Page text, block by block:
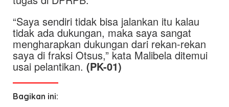
“Saya sendiri tidak bisa jalankan itu kalau
tidak ada dukungan, maka saya sangat
mengharapkan dukungan dari rekan-rekan
saya di fraksi Otsus,” kata Malibela ditemui
usai pelantikan. (PK-01)
Bagikan ini: